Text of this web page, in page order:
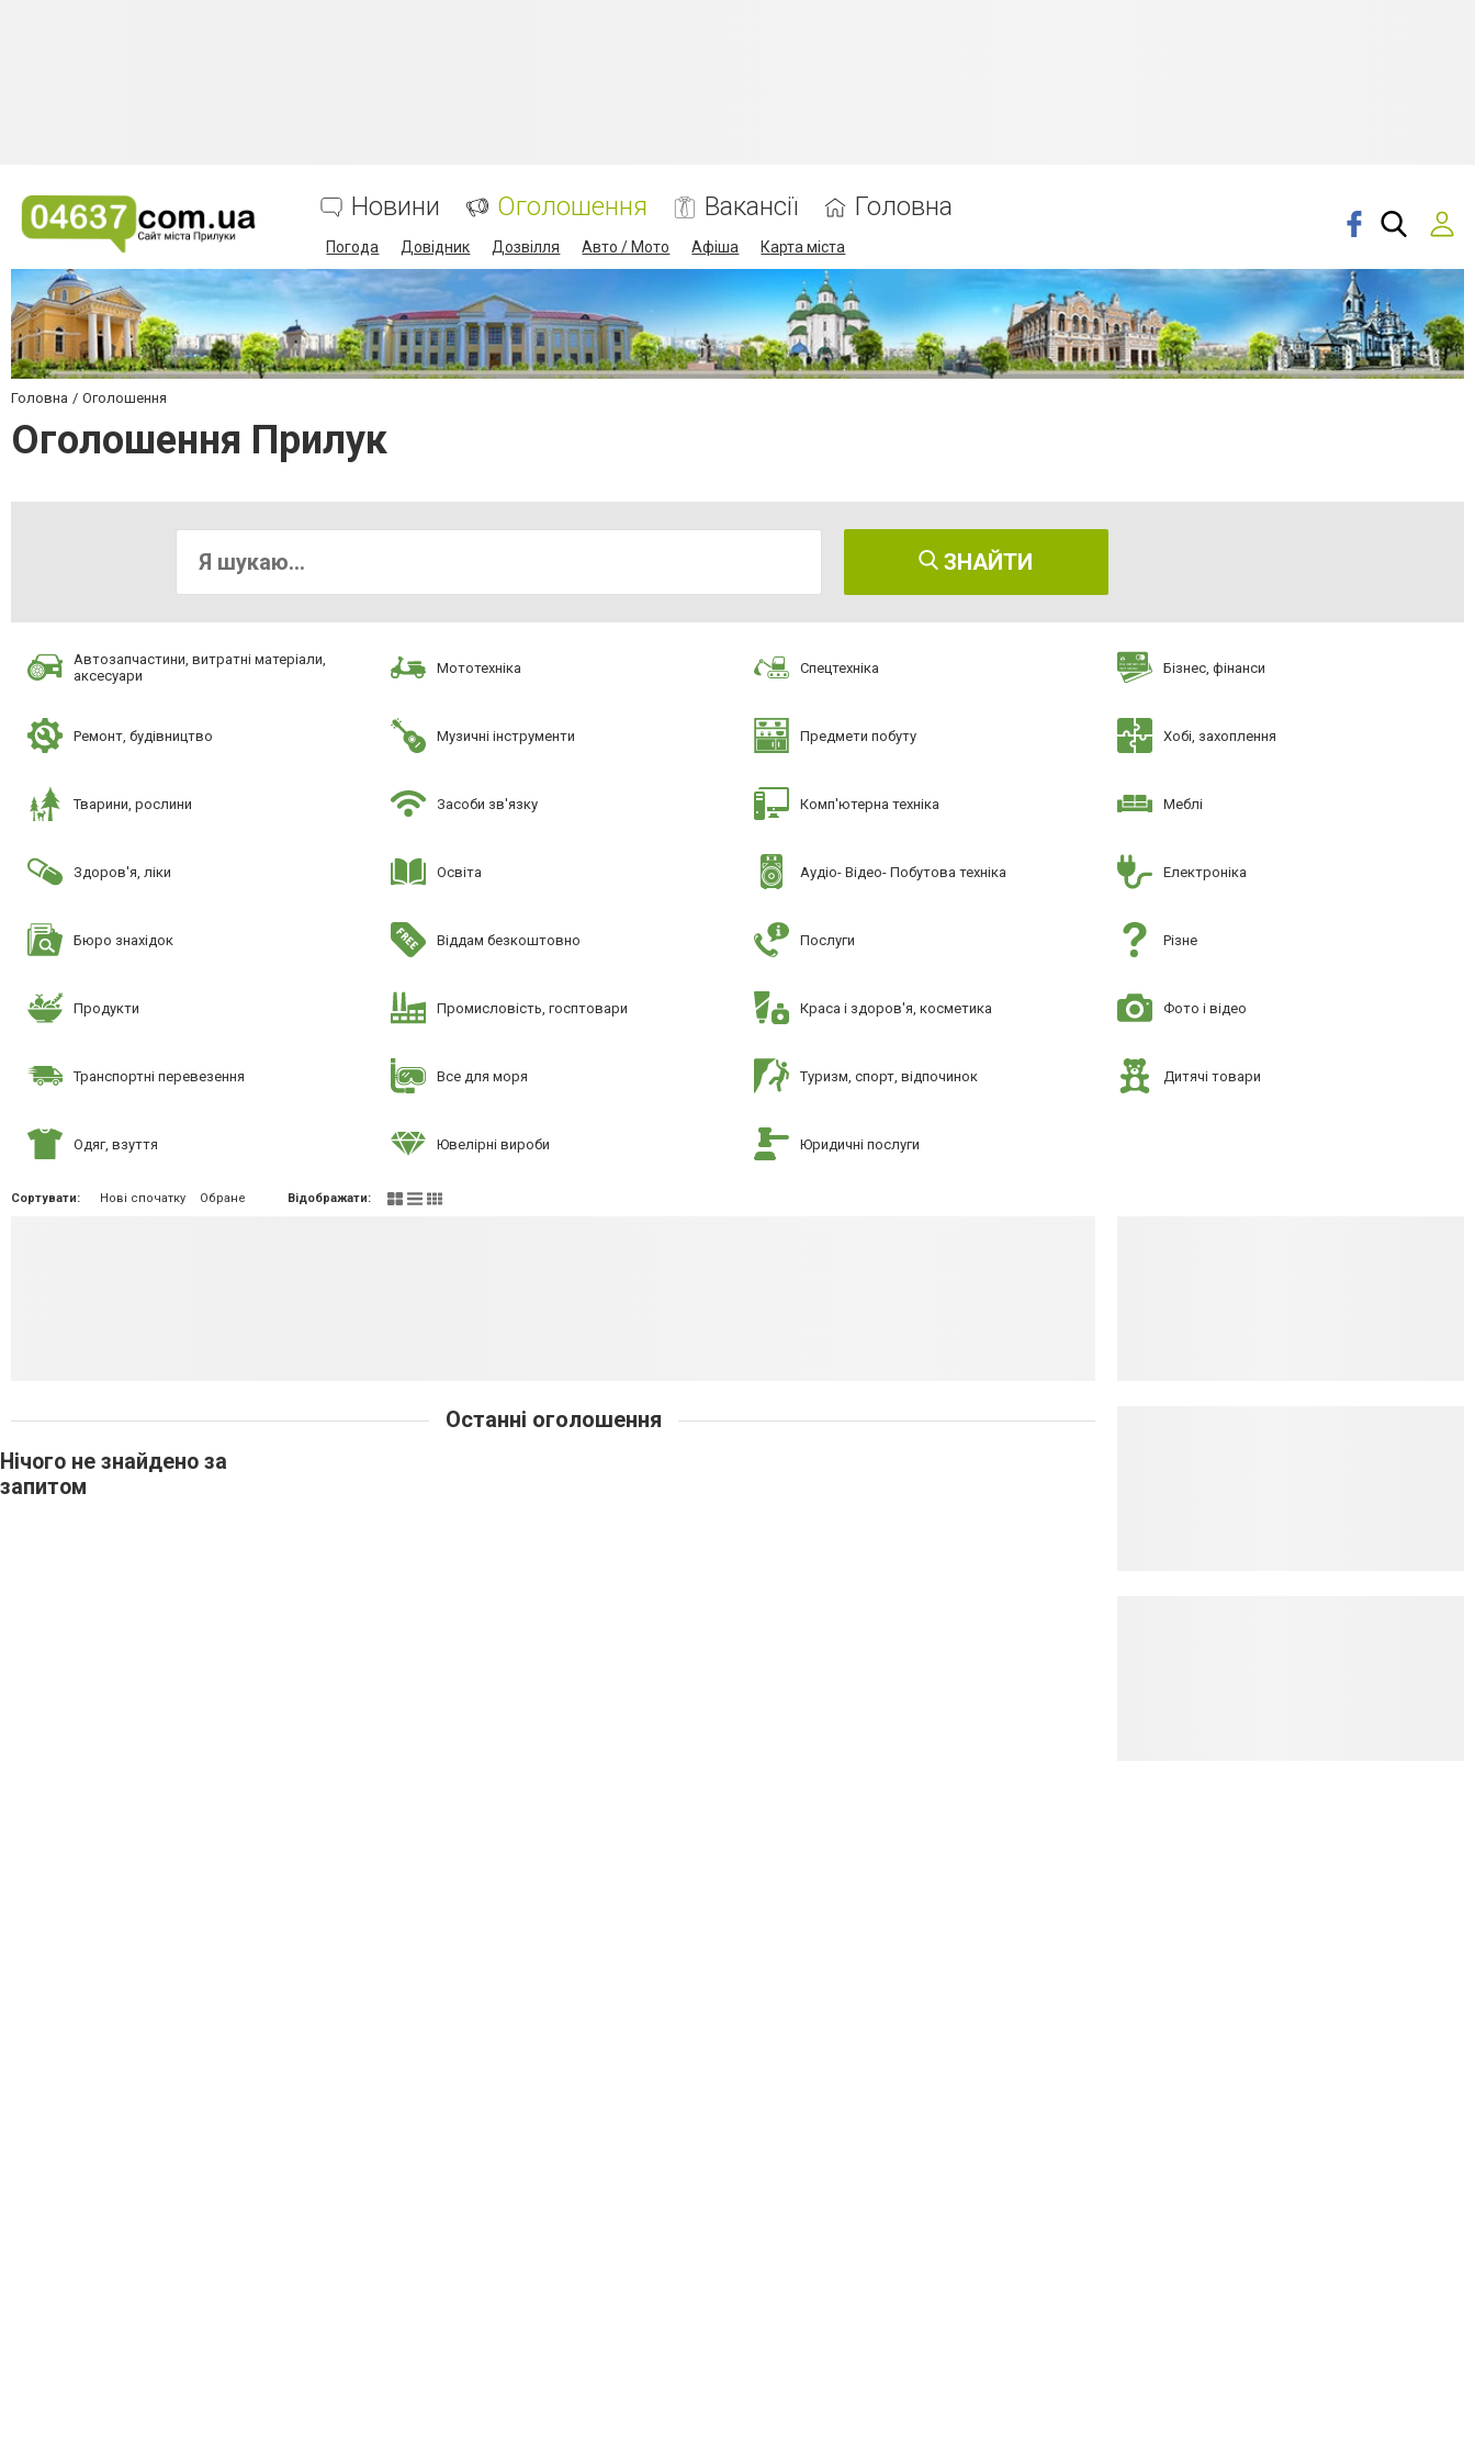
Новини Оголошення Вакансії Головна
Погода Довідник Дозвілля Авто / Мото Афіша Карта міста
Головна Оголошення
Оголошення Прилук
ЗНАЙТИ
Автозапчастини, витратні матеріали,
аксесуари
Мототехніка Спецтехніка Бізнес, фінанси
Ремонт, будівництво Музичні інструменти Предмети побуту Хобі, захоплення
Тварини, рослини Засоби зв'язку Комп'ютерна техніка Меблі
Здоров'я, ліки Освіта Аудіо- Відео- Побутова техніка Електроніка
Бюро знахідок Віддам безкоштовно Послуги Різне
Продукти Промисловість, госптовари Краса і здоров'я, косметика Фото і відео
Транспортні перевезення Все для моря Туризм, спорт, відпочинок Дитячі товари
Одяг, взуття Ювелірні вироби Юридичні послуги
Сортувати: Нові спочатку Обране Відображати:
Останні оголошення
Нічого не знайдено за
запитом